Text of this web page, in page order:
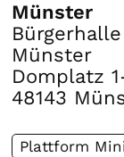
Münster
Münster
Domplatz
48143
Plattform